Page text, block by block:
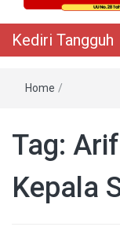
Kediri Tangguh
Home /
Tag:
Kepala